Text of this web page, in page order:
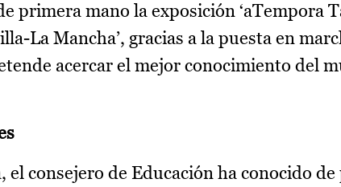
primera mano la exposición ‘aTempora
La Mancha’, gracias a la puesta en
acercar el mejor conocimiento del
el consejero de Educación ha conocido